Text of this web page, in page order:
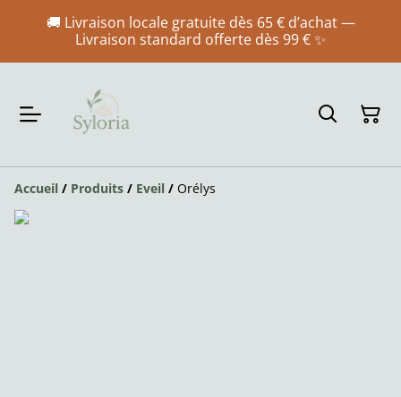
🚚 Livraison locale gratuite dès 65 € d’achat —
Livraison standard offerte dès 99 € ✨
Accueil / Produits / Eveil / Orélys